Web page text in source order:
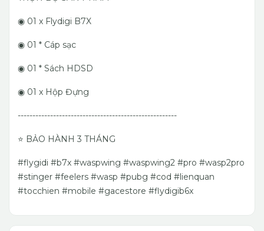
◉ 01 x Flydigi B7X
◉ 01 * Cáp sạc
◉ 01 * Sách HDSD
◉ 01 x Hộp Đựng
------------------------------------------------------
⭐️ BẢO HÀNH 3 THÁNG
#flygidi #b7x #waspwing #waspwing2 #pro #wasp2pro
#stinger #feelers #wasp #pubg #cod #lienquan
#tocchien #mobile #gacestore #flydigib6x